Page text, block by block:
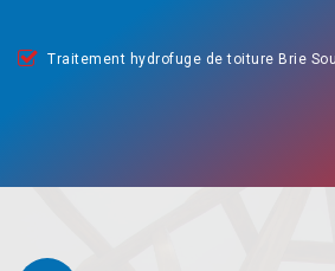
Traitement hydrofuge de toiture Brie